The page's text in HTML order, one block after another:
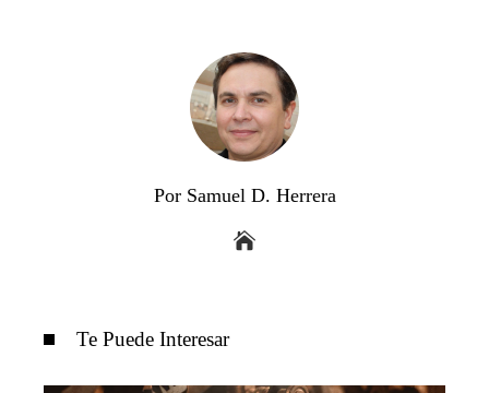
Por Samuel D. Herrera
Te Puede Interesar